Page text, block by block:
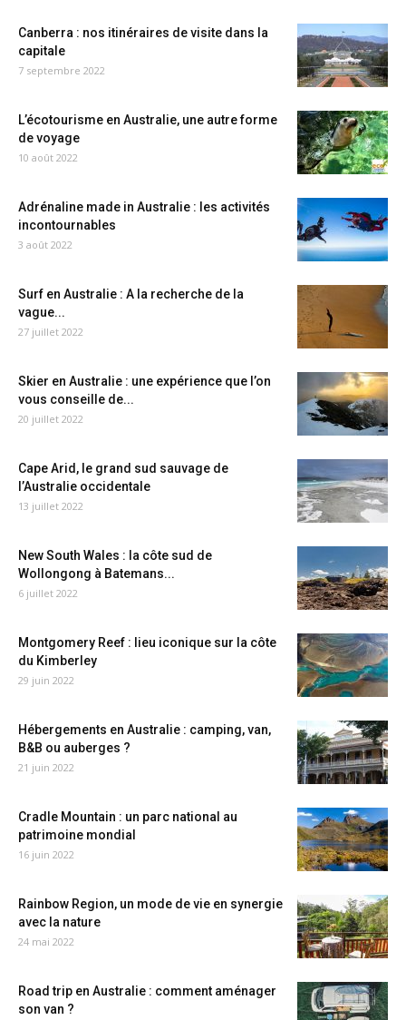
Canberra : nos itinéraires de visite dans la
capitale
7 septembre 2022
L’écotourisme en Australie, une autre forme
de voyage
10 août 2022
Adrénaline made in Australie : les activités
incontournables
3 août 2022
Surf en Australie : A la recherche de la
vague...
27 juillet 2022
Skier en Australie : une expérience que l’on
vous conseille de...
20 juillet 2022
Cape Arid, le grand sud sauvage de
l’Australie occidentale
13 juillet 2022
New South Wales : la côte sud de
Wollongong à Batemans...
6 juillet 2022
Montgomery Reef : lieu iconique sur la côte
du Kimberley
29 juin 2022
Hébergements en Australie : camping, van,
B&B ou auberges ?
21 juin 2022
Cradle Mountain : un parc national au
patrimoine mondial
16 juin 2022
Rainbow Region, un mode de vie en synergie
avec la nature
24 mai 2022
Road trip en Australie : comment aménager
son van ?